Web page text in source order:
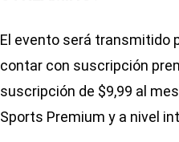
El evento será transmitido
contar con suscripción
suscripción de $9,99 al
Sports Premium y a nivel